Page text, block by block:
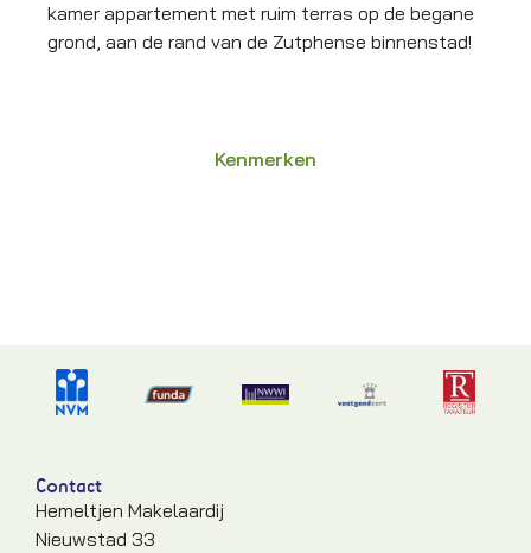
Kenmerken
kamer appartement met ruim terras op de begane
grond, aan de rand van de Zutphense binnenstad!
Contact
Hemeltjen Makelaardij
Nieuwstad 33